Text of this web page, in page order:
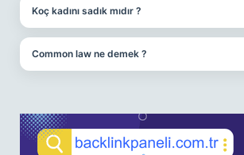
Koç kadını sadık mıdır ?
Common law ne demek ?